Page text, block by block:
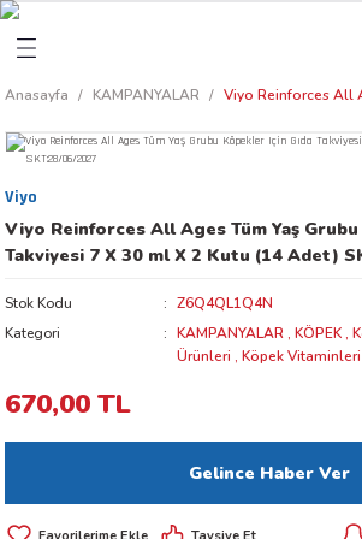
Anasayfa KAMPANYALAR Viyo Reinforces All
Viyo
Viyo Reinforces All Ages Tüm Yaş
Takviyesi 7 X 30 ml X 2 Kutu (14 Adet)
Stok Kodu
Z6Q4QL1Q4N
Kategori
KAMPANYALAR , KÖPEK ,
Ürünleri , Köpek
670,00 TL
Gelince Haber Ver
Tavsiye Et